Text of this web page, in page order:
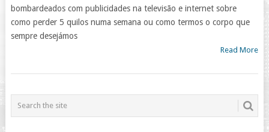
bombardeados com publicidades na televisão e internet sobre
como perder 5 quilos numa semana ou como termos o corpo que
sempre desejámos
Read More